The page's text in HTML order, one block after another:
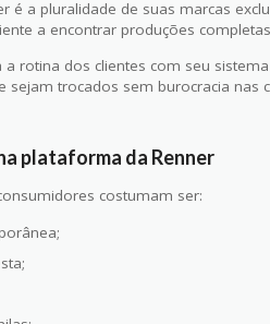
é a pluralidade de suas marcas
a encontrar produções
rotina dos clientes com seu
sejam trocados sem burocracia nas
plataforma da Renner
costumam ser: